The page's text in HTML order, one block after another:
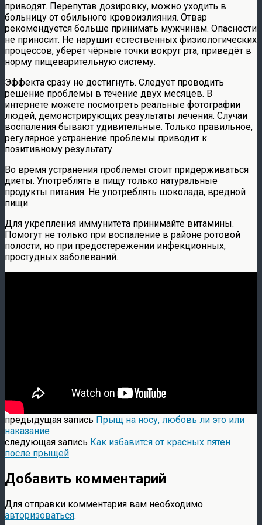
приводят. Перепутав дозировку, можно уходить в
больницу от обильного кровоизлияния. Отвар
рекомендуется больше принимать мужчинам. Опасности
не приносит. Не нарушит естественных физиологических
процессов, уберёт чёрные точки вокруг рта, приведёт в
норму пищеварительную систему.
Эффекта сразу не достигнуть. Следует проводить
решение проблемы в течение двух месяцев. В
интернете можете посмотреть реальные фотографии
людей, демонстрирующих результаты лечения. Случаи
воспаления бывают удивительные. Только правильное,
регулярное устранение проблемы приводит к
позитивному результату.
Во время устранения проблемы стоит придерживаться
диеты. Употреблять в пищу только натуральные
продукты питания. Не употреблять шоколада, вредной
пищи.
Для укрепления иммунитета принимайте витамины.
Помогут не только при воспаление в районе ротовой
полости, но при предостережении инфекционных,
простудных заболеваний.
предыдущая запись Прыщ на носу, любовь ли это или
наказание
следующая запись Как избавится от красных пятен
после прыщей
Добавить комментарий
Для отправки комментария вам необходимо
авторизоваться.